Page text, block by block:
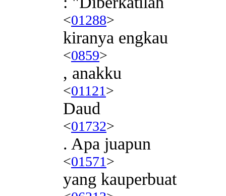
<01288>
kiranya engkau
<0859>
, anakku
<01121>
Daud
<01732>
. Apa juapun
<01571>
yang kauperbuat